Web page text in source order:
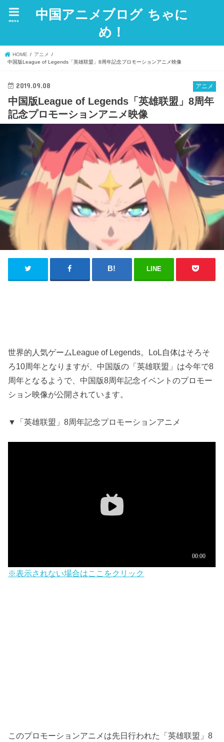
中国アニメブログ ちゃに
め！
menu
HOME
アニメ
中国版League of Legends「英雄联盟」8周年記念プロモーションアニメ映像
アニメ
2019.09.08
中国版League of Legends「英雄联盟」8周年
記念プロモーションアニメ映像
LINE
世界的人気ゲームLeague of Legends。LoL自体はそろそ
ろ10周年となりますが、中国版の「英雄联盟」は今年で8
周年となるようで、中国版8周年記念イベントのプロモー
ション映像が公開されています。
▼「英雄联盟」8周年記念プロモーションアニメ
※表示されない場合はここをクリック
このプロモーションアニメは先日行われた「英雄联盟」8